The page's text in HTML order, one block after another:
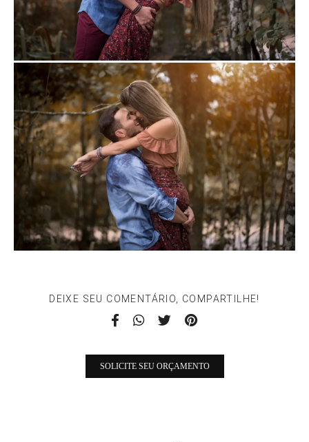
DEIXE SEU COMENTÁRIO, COMPARTILHE!
SOLICITE SEU ORÇAMENTO